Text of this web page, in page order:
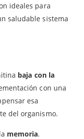
ideales para
saludable sistema
baja con la
con una
esa
del organismo.
memoria.